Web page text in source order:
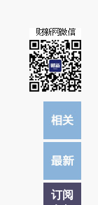
订阅